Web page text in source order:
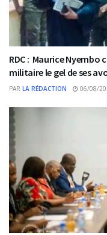
RDC : Maurice
militaire le gel de ses
PAR LA RÉDACTION 06/08/